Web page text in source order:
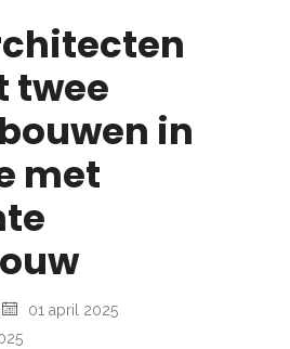
twee
in
met
01 april 2025